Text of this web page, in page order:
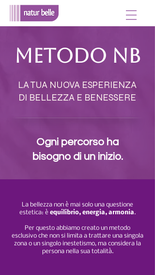
METODO NB
LA TUA NUOVA ESPERIENZA
DI BELLEZZA E BENESSERE
Ogni percorso ha
bisogno di un inizio.
La bellezza non è mai solo una questione
estetica: è equilibrio, energia, armonia.
Per questo abbiamo creato un metodo
esclusivo che non si limita a trattare una singola
zona o un singolo inestetismo, ma considera la
persona nella sua totalità.​